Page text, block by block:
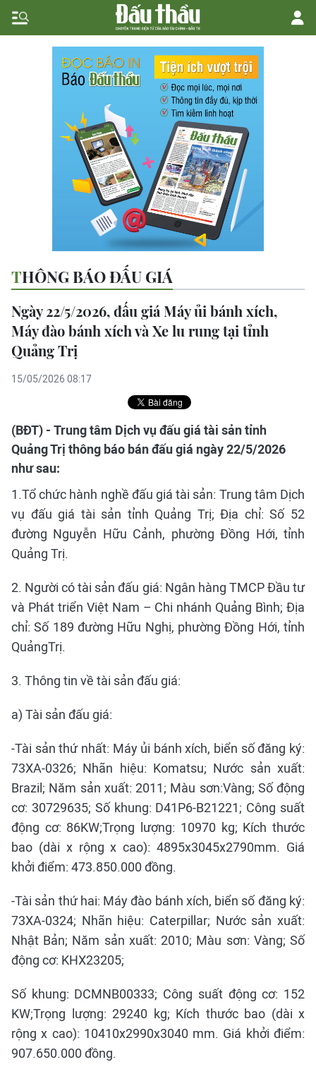
THÔNG BÁO ĐẤU GIÁ
Ngày 22/5/2026, đấu giá Máy ủi bánh xích,
Máy đào bánh xích và Xe lu rung tại tỉnh
Quảng Trị
15/05/2026 08:17
(BĐT) - Trung tâm Dịch vụ đấu giá tài sản tỉnh
Quảng Trị thông báo bán đấu giá ngày 22/5/2026
như sau:
1.Tổ chức hành nghề đấu giá tài sản: Trung tâm Dịch
vụ đấu giá tài sản tỉnh Quảng Trị; Địa chỉ: Số 52
đường Nguyễn Hữu Cảnh, phường Đồng Hới, tỉnh
Quảng Trị.
2. Người có tài sản đấu giá: Ngân hàng TMCP Đầu tư
và Phát triển Việt Nam – Chi nhánh Quảng Bình; Địa
chỉ: Số 189 đường Hữu Nghị, phường Đồng Hới, tỉnh
QuảngTrị.
3. Thông tin về tài sản đấu giá:
a) Tài sản đấu giá:
-Tài sản thứ nhất: Máy ủi bánh xích, biển số đăng ký:
73XA-0326; Nhãn hiệu: Komatsu; Nước sản xuất:
Brazil; Năm sản xuất: 2011; Màu sơn:Vàng; Số động
cơ: 30729635; Số khung: D41P6-B21221; Công suất
động cơ: 86KW;Trọng lượng: 10970 kg; Kích thước
bao (dài x rộng x cao): 4895x3045x2790mm. Giá
khởi điểm: 473.850.000 đồng.
-Tài sản thứ hai: Máy đào bánh xích, biển số đăng ký:
73XA-0324; Nhãn hiệu: Caterpillar; Nước sản xuất:
Nhật Bản; Năm sản xuất: 2010; Màu sơn: Vàng; Số
động cơ: KHX23205;
Số khung: DCMNB00333; Công suất động cơ: 152
KW;Trọng lượng: 29240 kg; Kích thước bao (dài x
rộng x cao): 10410x2990x3040 mm. Giá khởi điểm:
907.650.000 đồng.